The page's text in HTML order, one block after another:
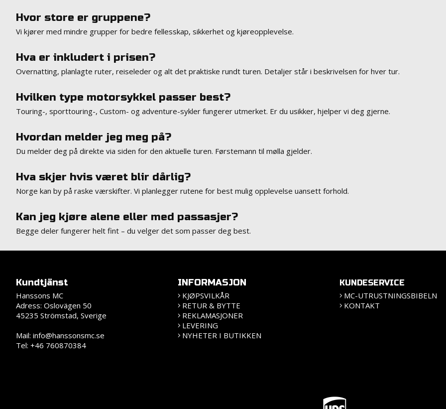
Hvor store er gruppene?
Vi kjører med mindre grupper for bedre fellesskap, sikkerhet og kjøreopplevelse.
Hva er inkludert i prisen?
Overnatting, planlagte ruter, reiseleder og alt det praktiske rundt turen. Detaljer står i beskrivelsen for hver tur.
Hvilken type motorsykkel passer best?
Touring-, sporttouring-, Custom- og adventure-sykler fungerer utmerket. Er du usikker, hjelper vi deg gjerne.
Hvordan melder jeg meg på?
Du melder deg på direkte via siden for den aktuelle turen. Førstemann til mølla gjelder.
Hva skjer hvis været blir dårlig?
Norge kan by på raske værskifter. Vi planlegger rutene for best mulig opplevelse uansett forhold.
Kan jeg kjøre alene eller med passasjer?
Begge deler fungerer helt fint – du velger det som passer deg best.
Kundtjänst
Hanssons MC
Adress: Oslovägen 50
45235 Strömstad, Sverige
Mail: info@hanssonsmc.se
Tel: +46 760870384
INFORMASJON
KJØPSVILKÅR
RETUR & BYTTE
REKLAMASJONER
LEVERING
NYHETER I BUTIKKEN
KUNDESERVICE
MC-UTRUSTNINGSBIBELN
KONTAKT